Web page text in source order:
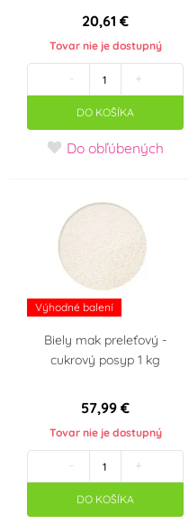
20,61 €
Tovar nie je dostupný
- +
DO KOŠÍKA
Do obľúbených
Výhodné balení
Biely mak preleťový -
cukrový posyp 1 kg
57,99 €
Tovar nie je dostupný
- +
DO KOŠÍKA